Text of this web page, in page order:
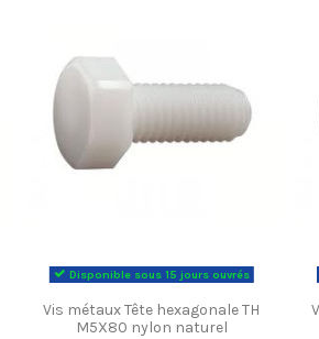
Disponible sous 15 jours ouvrés
Vis métaux Tête hexagonale TH
M5X80 nylon naturel